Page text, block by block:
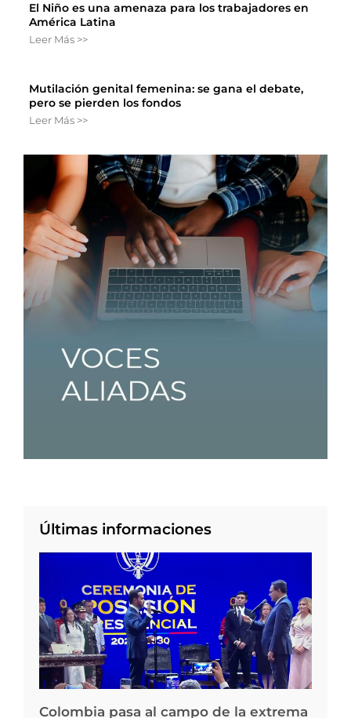
El Niño es una amenaza para los trabajadores en
América Latina
Leer Más >>
Mutilación genital femenina: se gana el debate,
pero se pierden los fondos
Leer Más >>
Últimas informaciones
Colombia pasa al campo de la extrema